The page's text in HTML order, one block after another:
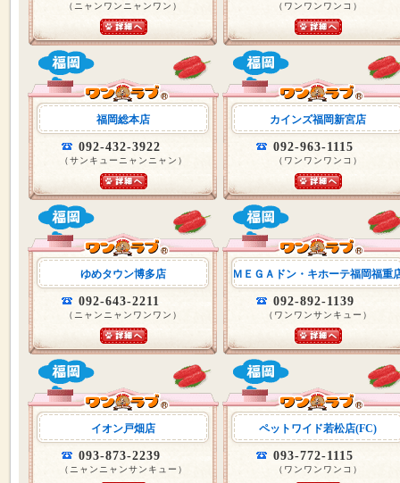
（ニャンワンニャンワン） （ワンワンワンコ）
福岡総本店
092-432-3922
（サンキューニャンニャン）
カインズ福岡新宮店
092-963-1115
（ワンワンワンコ）
ゆめタウン博多店
092-643-2211
（ニャンニャンワンワン）
ＭＥＧＡドン・キホーテ福岡福重
092-892-1139
（ワンワンサンキュー）
イオン戸畑店
093-873-2239
（ニャンニャンサンキュー）
ペットワイド若松店(FC)
093-772-1115
（ワンワンワンコ）